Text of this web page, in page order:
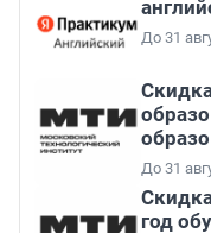
До 31
До 31
год